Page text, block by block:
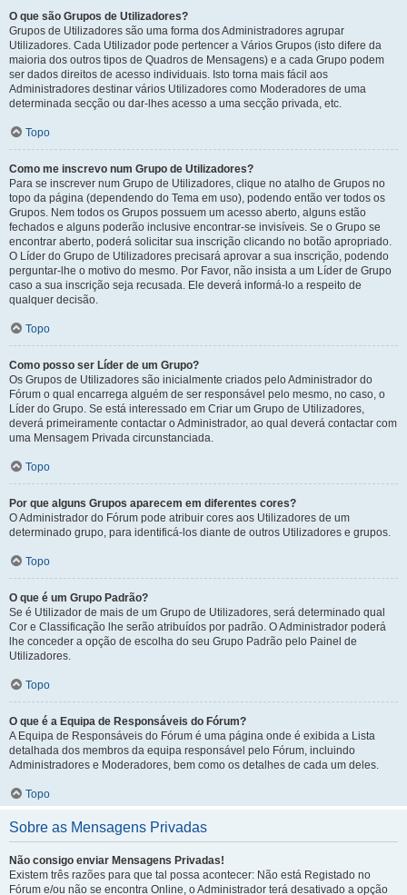
O que são Grupos de Utilizadores?
Grupos de Utilizadores são uma forma dos Administradores agrupar
Utilizadores. Cada Utilizador pode pertencer a Vários Grupos (isto difere da
maioria dos outros tipos de Quadros de Mensagens) e a cada Grupo podem
ser dados direitos de acesso individuais. Isto torna mais fácil aos
Administradores destinar vários Utilizadores como Moderadores de uma
determinada secção ou dar-lhes acesso a uma secção privada, etc.
Topo
Como me inscrevo num Grupo de Utilizadores?
Para se inscrever num Grupo de Utilizadores, clique no atalho de Grupos no
topo da página (dependendo do Tema em uso), podendo então ver todos os
Grupos. Nem todos os Grupos possuem um acesso aberto, alguns estão
fechados e alguns poderão inclusive encontrar-se invisíveis. Se o Grupo se
encontrar aberto, poderá solicitar sua inscrição clicando no botão apropriado.
O Líder do Grupo de Utilizadores precisará aprovar a sua inscrição, podendo
perguntar-lhe o motivo do mesmo. Por Favor, não insista a um Líder de Grupo
caso a sua inscrição seja recusada. Ele deverá informá-lo a respeito de
qualquer decisão.
Topo
Como posso ser Líder de um Grupo?
Os Grupos de Utilizadores são inicialmente criados pelo Administrador do
Fórum o qual encarrega alguém de ser responsável pelo mesmo, no caso, o
Líder do Grupo. Se está interessado em Criar um Grupo de Utilizadores,
deverá primeiramente contactar o Administrador, ao qual deverá contactar com
uma Mensagem Privada circunstanciada.
Topo
Por que alguns Grupos aparecem em diferentes cores?
O Administrador do Fórum pode atribuir cores aos Utilizadores de um
determinado grupo, para identificá-los diante de outros Utilizadores e grupos.
Topo
O que é um Grupo Padrão?
Se é Utilizador de mais de um Grupo de Utilizadores, será determinado qual
Cor e Classificação lhe serão atribuídos por padrão. O Administrador poderá
lhe conceder a opção de escolha do seu Grupo Padrão pelo Painel de
Utilizadores.
Topo
O que é a Equipa de Responsáveis do Fórum?
A Equipa de Responsáveis do Fórum é uma página onde é exibida a Lista
detalhada dos membros da equipa responsável pelo Fórum, incluindo
Administradores e Moderadores, bem como os detalhes de cada um deles.
Topo
Sobre as Mensagens Privadas
Não consigo enviar Mensagens Privadas!
Existem três razões para que tal possa acontecer: Não está Registado no
Fórum e/ou não se encontra Online, o Administrador terá desativado a opção